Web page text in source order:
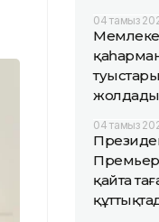
04 тамыз
жолдады
04 тамыз
қайта